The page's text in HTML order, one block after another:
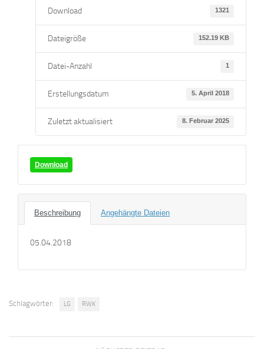
Download 1321
Dateigröße 152.19 KB
Datei-Anzahl 1
Erstellungsdatum 5. April 2018
Zuletzt aktualisiert 8. Februar 2025
Download
Beschreibung Angehängte Dateien
05.04.2018
Schlagwörter: LG RWK